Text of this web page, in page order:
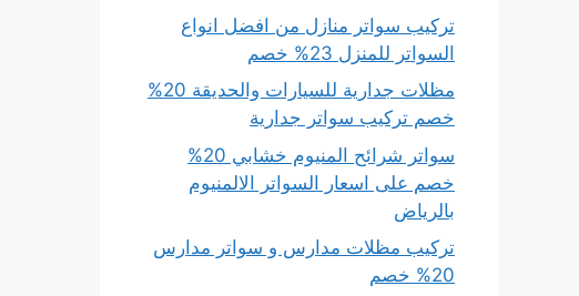
تركيب سواتر منازل من افضل انواع
السواتر للمنزل 23% خصم
مظلات جدارية للسيارات والحديقة 20%
خصم تركيب سواتر جدارية
سواتر شرائح المنيوم خشابي 20%
خصم على اسعار السواتر الالمنيوم
بالرياض
تركيب مظلات مدارس و سواتر مدارس
20% خصم